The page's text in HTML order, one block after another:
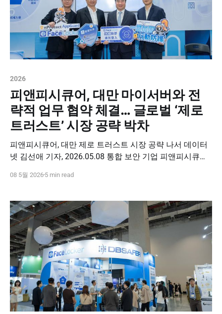
2026
피앤피시큐어, 대만 마이서버와 전
략적 업무 협약 체결… 글로벌 ‘제로
트러스트’ 시장 공략 박차
피앤피시큐어, 대만 제로 트러스트 시장 공략 나서 데이터
넷 김선애 기자, 2026.05.08 통합 보안 기업 피앤피시큐어
내셔널(Myserver International)과 전략적 업무협약(MOU)
혔다. 피앤피시큐어는 대만에서 개인정보보호법(PDPA),
사이버 보안 관리 법 등
08 5월 2026 5 min read